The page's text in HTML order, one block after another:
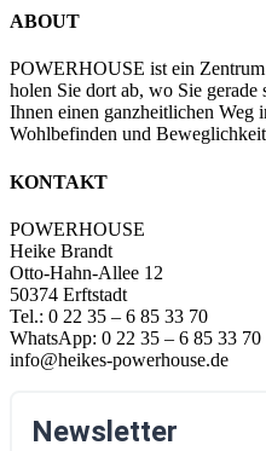
ABOUT
POWERHOUSE ist ein
holen Sie dort ab, wo Sie gerade
Ihnen einen ganzheitlichen Weg
Wohlbefinden und
KONTAKT
POWERHOUSE
Heike Brandt
Otto-Hahn-Allee 12
50374 Erftstadt
Tel.: 0 22 35 – 6 85 33 70
WhatsApp: 0 22 35 – 6 85 33 70
info@heikes-powerhouse.de
Newsletter